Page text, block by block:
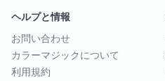
ヘルプと情報
お問い合わせ
カラーマジックについて
利用規約